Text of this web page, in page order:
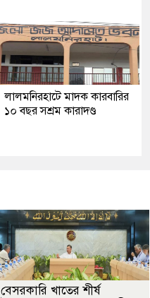
লালমনিরহাটে মাদক কারবারির
১০ বছর সশ্রম কারাদণ্ড
বেসরকারি খাতের শীর্ষ